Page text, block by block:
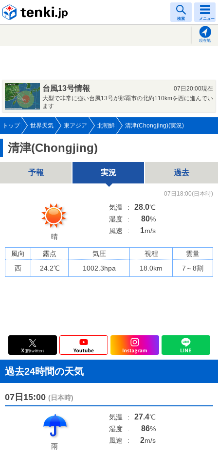
検索 メニュー
現在地
台風13号情報
07日20:00現在
大型で非常に強い台風13号が那覇市の北約110kmを西に進んでい
ます
トップ 世界天気 東アジア 北朝鮮 清津(Chongjing)(実況)
清津(Chongjing)
予報 実況 過去
07日18:00(日本時)
晴
気温 : 28.0℃
湿度
: 80%
風速
: 1m/s
風向 露点 気圧 視程
雲量
西
24.2℃ 1002.3hpa 18.0km 7～8割
過去24時間の天気
07日15:00 (日本時)
雨
気温 : 27.4℃
湿度
: 86%
風速
: 2m/s